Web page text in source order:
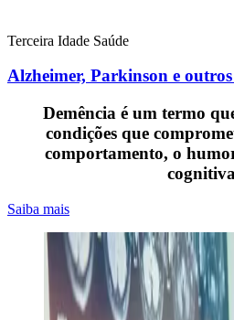
Terceira Idade Saúde
Alzheimer, Parkinson e
Demência é um termo
condições que
comportamento, o
Saiba mais